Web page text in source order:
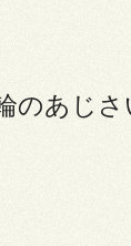
のあじさ